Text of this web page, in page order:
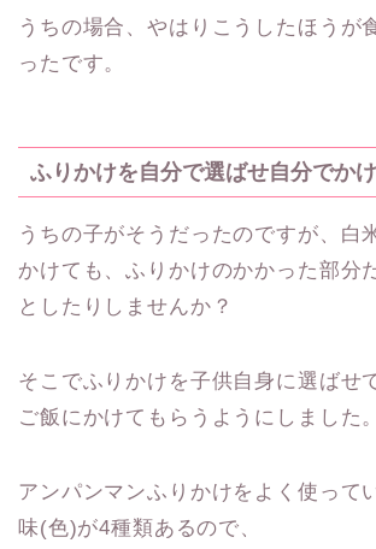
うちの場合、やはりこうしたほうが
ったです。
ふりかけを自分で選ばせ自分でか
うちの子がそうだったのですが、白
かけても、ふりかけのかかった部分
としたりしませんか？
そこでふりかけを子供自身に選ばせ
ご飯にかけてもらうようにしました。
アンパンマンふりかけをよく使って
味(色)が4種類あるので、